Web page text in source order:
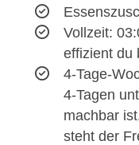
Vollzeit:
effizient du
4-Tage-
4-Tagen
machbar
steht der